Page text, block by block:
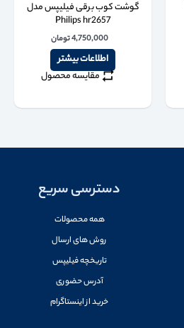
گوشت کوب برقی فیلیپس مدل
Philips hr2657
4,750,000تومان
اطلاعات بیشتر
مقایسه محصول
دسترسی سریع
همه محصولات
روش های ارسال
تاریخچه فیلیپس
آدرس حضوری
خرید از اینستاگرام